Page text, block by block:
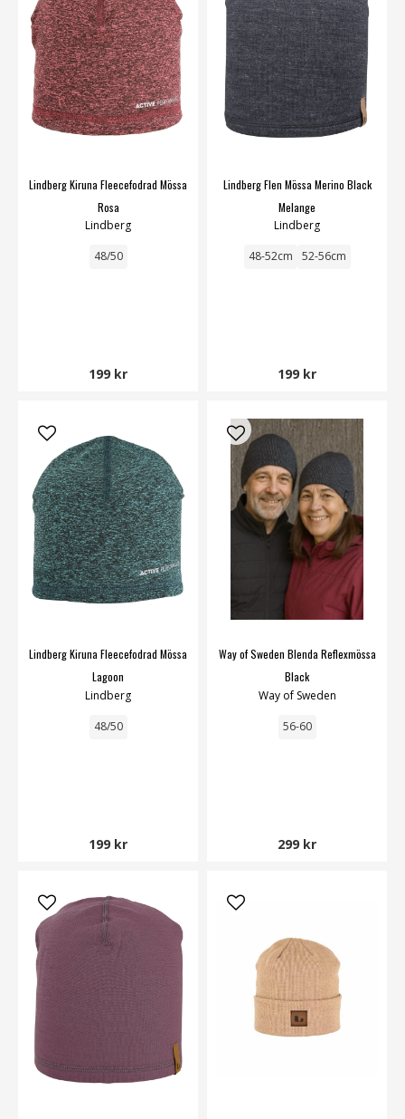
Lindberg Kiruna Fleecefodrad Mössa
Rosa
Lindberg
48/50
199 kr
Lindberg Flen Mössa Merino Black
Melange
Lindberg
48-52cm 52-56cm
199 kr
Lindberg Kiruna Fleecefodrad Mössa
Lagoon
Lindberg
48/50
199 kr
Way of Sweden Blenda Reflexmössa
Black
Way of Sweden
56-60
299 kr